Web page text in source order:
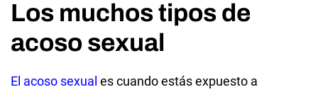
Los muchos tipos de
acoso sexual
El acoso sexual es cuando estás expuesto a